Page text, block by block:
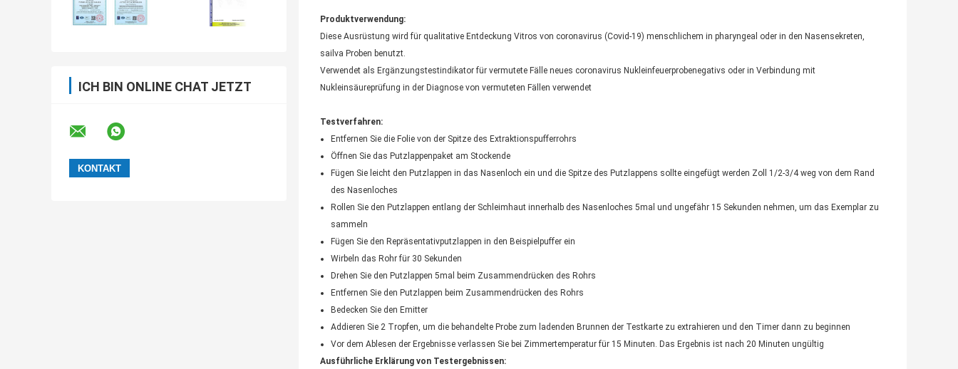
ICH BIN ONLINE CHAT JETZT
Produktverwendung:
Diese Ausrüstung wird für qualitative Entdeckung Vitros von coronavirus (Covid-19) menschlichem in pharyngeal oder in den Nasensekreten,
sailva Proben benutzt.
Verwendet als Ergänzungstestindikator für vermutete Fälle neues coronavirus Nukleinfeuerprobenegativs oder in Verbindung mit
Nukleinsäureprüfung in der Diagnose von vermuteten Fällen verwendet
Testverfahren:
Entfernen Sie die Folie von der Spitze des Extraktionspufferrohrs
Öffnen Sie das Putzlappenpaket am Stockende
Fügen Sie leicht den Putzlappen in das Nasenloch ein und die Spitze des Putzlappens sollte eingefügt werden Zoll 1/2-3/4 weg von dem Rand
des Nasenloches
Rollen Sie den Putzlappen entlang der Schleimhaut innerhalb des Nasenloches 5mal und ungefähr 15 Sekunden nehmen, um das Exemplar zu
sammeln
Fügen Sie den Repräsentativputzlappen in den Beispielpuffer ein
Wirbeln das Rohr für 30 Sekunden
Drehen Sie den Putzlappen 5mal beim Zusammendrücken des Rohrs
Entfernen Sie den Putzlappen beim Zusammendrücken des Rohrs
Bedecken Sie den Emitter
Addieren Sie 2 Tropfen, um die behandelte Probe zum ladenden Brunnen der Testkarte zu extrahieren und den Timer dann zu beginnen
Vor dem Ablesen der Ergebnisse verlassen Sie bei Zimmertemperatur für 15 Minuten. Das Ergebnis ist nach 20 Minuten ungültig
Ausführliche Erklärung von Testergebnissen: